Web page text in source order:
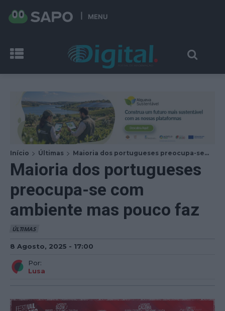
MENU
Início Últimas Maioria dos portugueses preocupa-se...
Maioria dos portugueses
preocupa-se com
ambiente mas pouco faz
ÚLTIMAS
8 Agosto, 2025 - 17:00
Por:
Lusa